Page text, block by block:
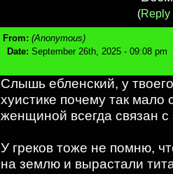
(Reply
From: (Anonymous)
Date: September 26th, 2025 - 09:08 pm
Слышь ебленский, у
хуистике почему так
женщиной всегда связан с
У греков тоже не помню,
на землю и вырастали